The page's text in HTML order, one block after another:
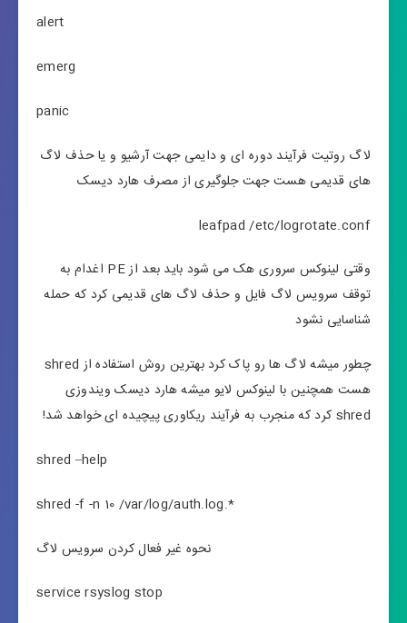
alert
emerg
panic
لاگ روتیت فرآیند دوره ای و دایمی جهت آرشیو و یا حذف لاگ
های قدیمی هست جهت جلوگیری از مصرف هارد دیسک
leafpad /etc/logrotate.conf
وقتی لینوکس سروری هک می شود باید بعد از PE اغدام به
توقف سرویس لاگ فایل و حذف لاگ های قدیمی کرد که حمله
شناسایی نشود
چطور میشه لاگ ها رو پاک کرد بهترین روش استفاده از shred
هست همچنین با لینوکس لایو میشه هارد دیسک ویندوزی
shred کرد که منجرب به فرآیند ریکاوری پیچیده ای خواهد شد!
shred –help
shred -f -n 10 /var/log/auth.log.*
نحوه غیر فعال کردن سرویس لاگ
service rsyslog stop